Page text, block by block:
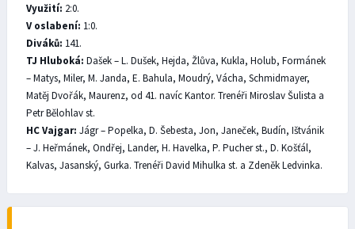
Využití: 2:0.
V oslabení: 1:0.
Diváků: 141.
TJ Hluboká: Dašek – L. Dušek, Hejda, Žlůva, Kukla, Holub, Formánek
– Matys, Miler, M. Janda, E. Bahula, Moudrý, Vácha, Schmidmayer,
Matěj Dvořák, Maurenz, od 41. navíc Kantor. Trenéři Miroslav Šulista a
Petr Bělohlav st.
HC Vajgar: Jágr – Popelka, D. Šebesta, Jon, Janeček, Budín, Ištvánik
– J. Heřmánek, Ondřej, Lander, H. Havelka, P. Pucher st., D. Košťál,
Kalvas, Jasanský, Gurka. Trenéři David Mihulka st. a Zdeněk Ledvinka.